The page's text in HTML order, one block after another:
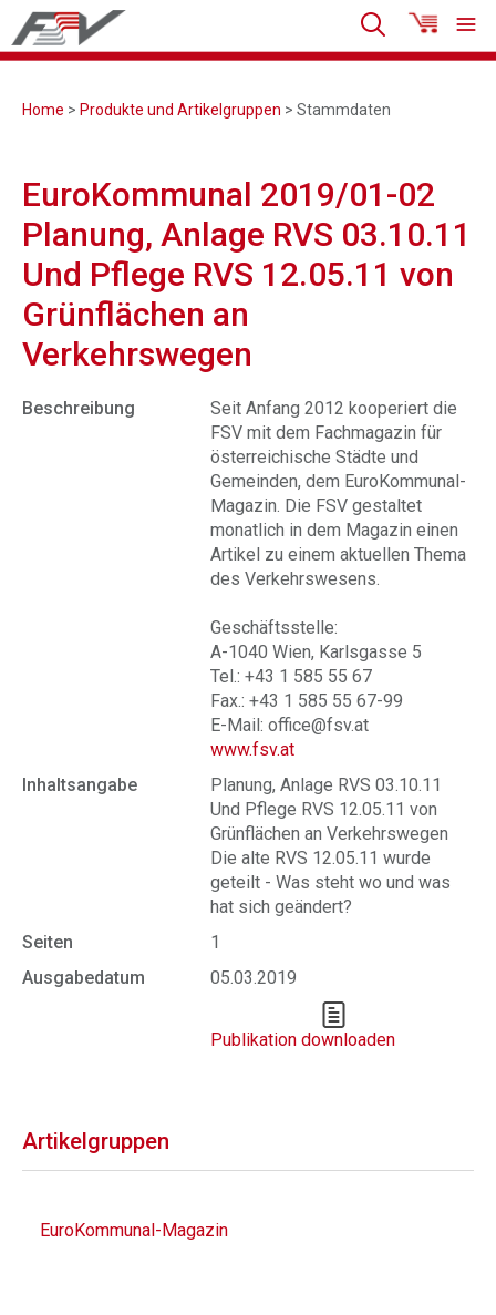
Home > Produkte und Artikelgruppen > Stammdaten
EuroKommunal 2019/01-02
Planung, Anlage RVS 03.10.11
Und Pflege RVS 12.05.11 von
Grünflächen an
Verkehrswegen
Beschreibung
Seit Anfang 2012 kooperiert die
FSV mit dem Fachmagazin für
österreichische Städte und
Gemeinden, dem EuroKommunal-
Magazin. Die FSV gestaltet
monatlich in dem Magazin einen
Artikel zu einem aktuellen Thema
des Verkehrswesens.
Geschäftsstelle:
A-1040 Wien, Karlsgasse 5
Tel.: +43 1 585 55 67
Fax.: +43 1 585 55 67-99
E-Mail: office@fsv.at
www.fsv.at
Inhaltsangabe
Planung, Anlage RVS 03.10.11
Und Pflege RVS 12.05.11 von
Grünflächen an Verkehrswegen
Die alte RVS 12.05.11 wurde
geteilt - Was steht wo und was
hat sich geändert?
Seiten
1
Ausgabedatum
05.03.2019
Publikation downloaden
Artikelgruppen
EuroKommunal-Magazin